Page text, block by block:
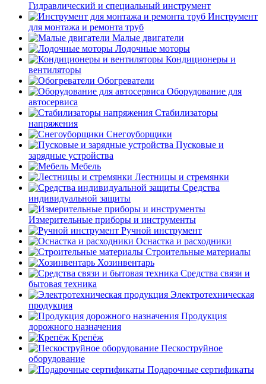
Гидравлический и специальный инструмент
Инструмент
для монтажа и ремонта труб
Малые двигатели
Лодочные моторы
Кондиционеры и
вентиляторы
Обогреватели
Оборудование для
автосервиса
Стабилизаторы
напряжения
Снегоуборщики
Пусковые и
зарядные устройства
Мебель
Лестницы и стремянки
Средства
индивидуальной защиты
Измерительные приборы и инструменты
Ручной инструмент
Оснастка и расходники
Строительные материалы
Хозинвентарь
Средства связи и
бытовая техника
Электротехническая
продукция
Продукция
дорожного назначения
Крепёж
Пескоструйное
оборудование
Подарочные сертификаты